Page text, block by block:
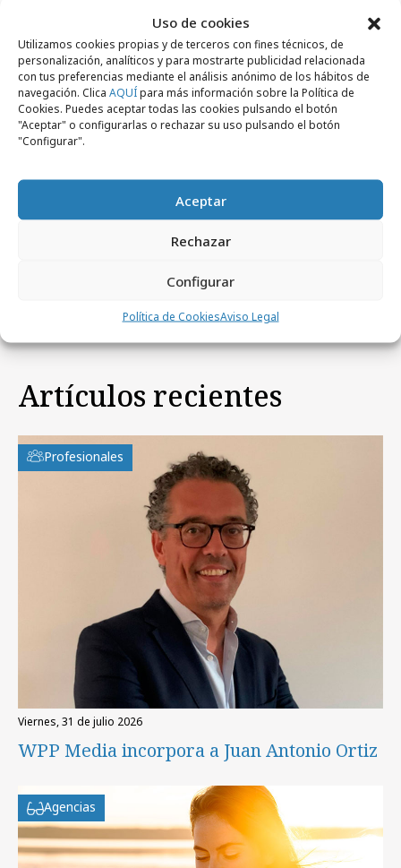
Uso de cookies
Utilizamos cookies propias y de terceros con fines técnicos, de
personalización, analíticos y para mostrarte publicidad relacionada
con tus preferencias mediante el análisis anónimo de los hábitos de
navegación. Clica AQUÍpara más información sobre la Política de
Cookies. Puedes aceptar todas las cookies pulsando el botón
"Aceptar" o configurarlas o rechazar su uso pulsando el botón
"Configurar".
Aceptar
Rechazar
Configurar
Política de CookiesAviso Legal
viernes, 7 de noviembre 2025
Transparencia, medición y eficacia entre
agencias y anunciantes
Artículos recientes
Profesionales
viernes, 31 de julio 2026
WPP Media incorpora a Juan Antonio Ortiz
Agencias